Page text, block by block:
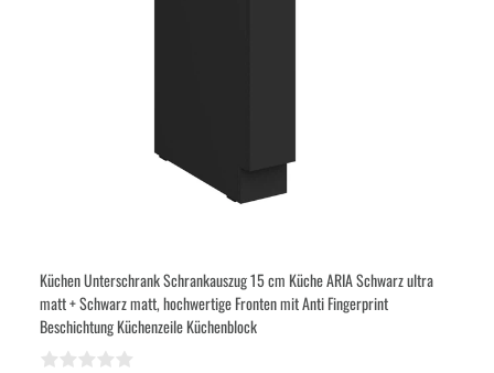
Küchen Unterschrank Schrankauszug 15 cm Küche ARIA Schwarz ultra
matt + Schwarz matt, hochwertige Fronten mit Anti Fingerprint
Beschichtung Küchenzeile Küchenblock